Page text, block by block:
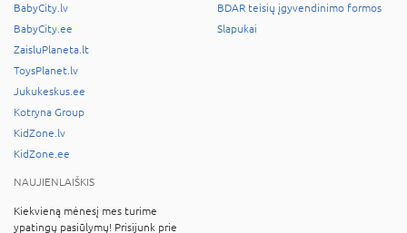
BabyCity.lv
BabyCity.ee
ZaisluPlaneta.lt
ToysPlanet.lv
Jukukeskus.ee
Kotryna Group
KidZone.lv
KidZone.ee
BDAR teisių įgyvendinimo formos
Slapukai
NAUJIENLAIŠKIS
Kiekvieną mėnesį mes turime
ypatingų pasiūlymų! Prisijunk prie